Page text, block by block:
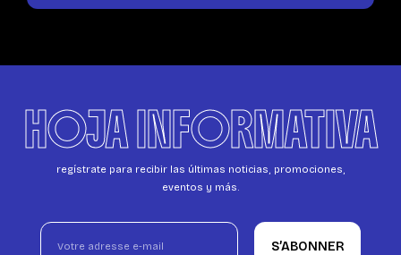
HOJA INFORMATIVA
regístrate para recibir las últimas noticias, promociones,
eventos y más.
S’ABONNER